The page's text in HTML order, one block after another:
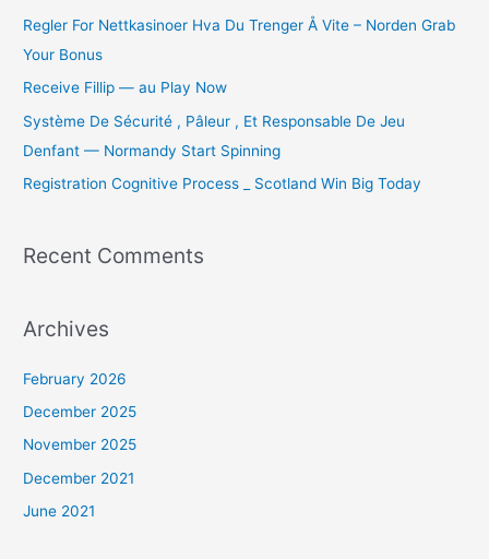
o
r
:
Regler For Nettkasinoer Hva Du Trenger Å Vite – Norden Grab
Your Bonus
Receive Fillip — au Play Now
Système De Sécurité , Pâleur , Et Responsable De Jeu
Denfant — Normandy Start Spinning
Registration Cognitive Process _ Scotland Win Big Today
Recent Comments
Archives
February 2026
December 2025
November 2025
December 2021
June 2021